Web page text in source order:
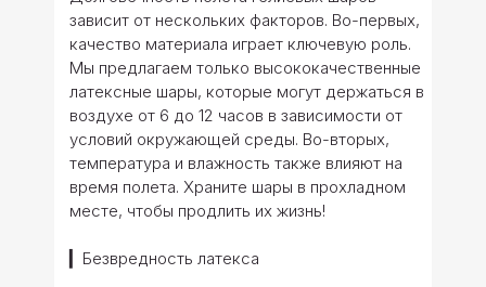
зависит от нескольких факторов. Во-первых,
качество материала играет ключевую роль.
Мы предлагаем только высококачественные
латексные шары, которые могут держаться в
воздухе от 6 до 12 часов в зависимости от
условий окружающей среды. Во-вторых,
температура и влажность также влияют на
время полета. Храните шары в прохладном
месте, чтобы продлить их жизнь!
▎Безвредность латекса